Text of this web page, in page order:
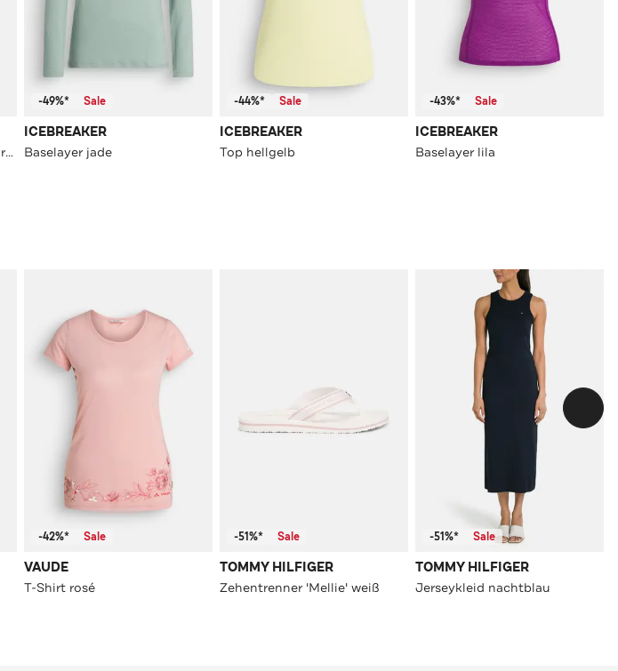
Baselayer 'Oasis 200' dunkelrosa
-49%* Sale
ICEBREAKER
Baselayer jade
-44%* Sale
ICEBREAKER
Top hellgelb
-43%* Sale
ICEBREAKER
Baselayer lila
-42%* Sale
VAUDE
T-Shirt rosé
-51%* Sale
TOMMY HILFIGER
Zehentrenner 'Mellie' weiß
-51%* Sale
TOMMY HILFIGER
Jerseykleid nachtblau